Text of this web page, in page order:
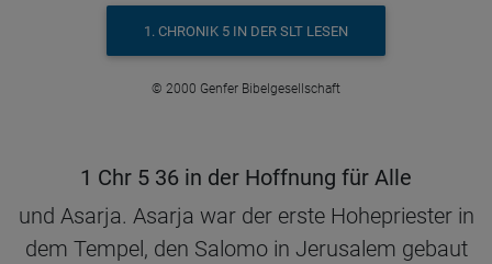
1. CHRONIK 5 IN DER SLT LESEN
© 2000 Genfer Bibelgesellschaft
1 Chr 5 36 in der Hoffnung für Alle
und Asarja. Asarja war der erste Hohepriester in
dem Tempel, den Salomo in Jerusalem gebaut